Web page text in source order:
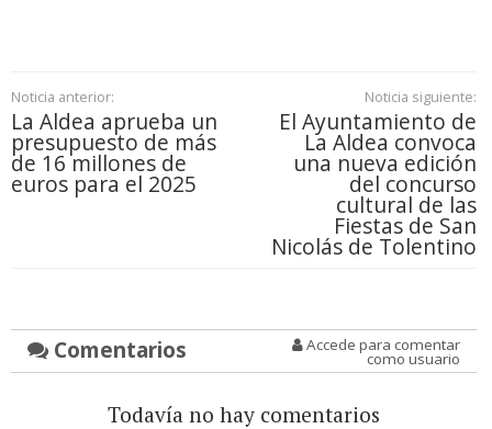
Noticia anterior:
La Aldea aprueba un
presupuesto de más
de 16 millones de
euros para el 2025
Noticia siguiente:
El Ayuntamiento de
La Aldea convoca
una nueva edición
del concurso
cultural de las
Fiestas de San
Nicolás de Tolentino
Comentarios Accede para comentar
como usuario
Todavía no hay comentarios